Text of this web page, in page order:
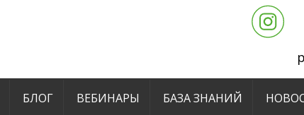
БЛОГ ВЕБИНАРЫ БАЗА ЗНАНИЙ